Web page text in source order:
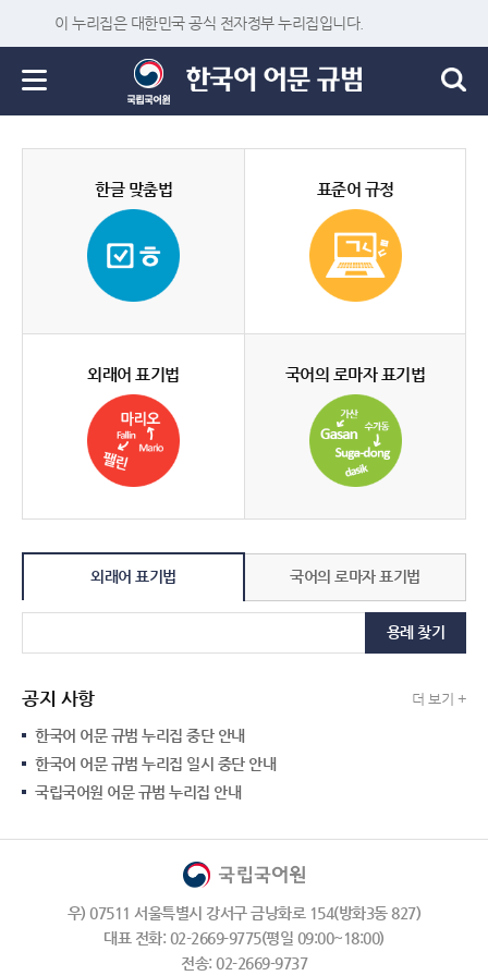
이 누리집은 대한민국 공식 전자정부 누리집입니다.
한글 맞춤법 표준어 규정
외래어 표기법 국어의 로마자 표기법
외래어 표기법 국어의 로마자 표기법
용례 찾기
공지 사항 더 보기 +
한국어 어문 규범 누리집 중단 안내
한국어 어문 규범 누리집 일시 중단 안내
국립국어원 어문 규범 누리집 안내
우) 07511 서울특별시 강서구 금낭화로 154(방화3동 827)
대표 전화: 02-2669-9775(평일 09:00~18:00)
전송: 02-2669-9737